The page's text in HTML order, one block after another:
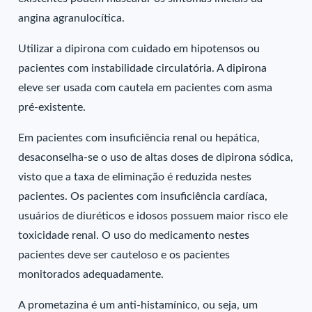
angina agranulocítica.
Utilizar a dipirona com cuidado em hipotensos ou
pacientes com instabilidade circulatória. A dipirona
eleve ser usada com cautela em pacientes com asma
pré-existente.
Em pacientes com insuficiência renal ou hepática,
desaconselha-se o uso de altas doses de dipirona sódica,
visto que a taxa de eliminação é reduzida nestes
pacientes. Os pacientes com insuficiência cardíaca,
usuários de diuréticos e idosos possuem maior risco ele
toxicidade renal. O uso do medicamento nestes
pacientes deve ser cauteloso e os pacientes
monitorados adequadamente.
A prometazina é um anti-histamínico, ou seja, um